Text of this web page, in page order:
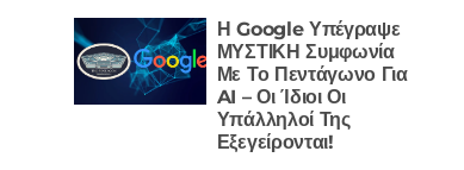
Η Google Υπέγραψε
ΜΥΣΤΙΚΗ Συμφωνία
Με Το Πεντάγωνο Για
AI – Οι Ίδιοι Οι
Υπάλληλοί Της
Εξεγείρονται!